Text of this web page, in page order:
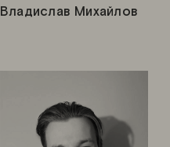
Владислав Михайлов